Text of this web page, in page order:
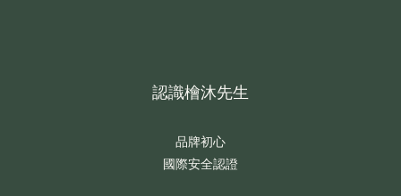
認識檜沐先生
品牌初心
國際安全認證